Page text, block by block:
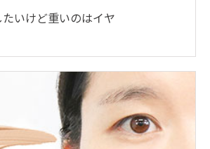
たいけど重いのはイヤ